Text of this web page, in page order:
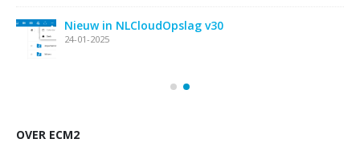
Nieuw in NLCloudOpslag v30
24-01-2025
OVER ECM2